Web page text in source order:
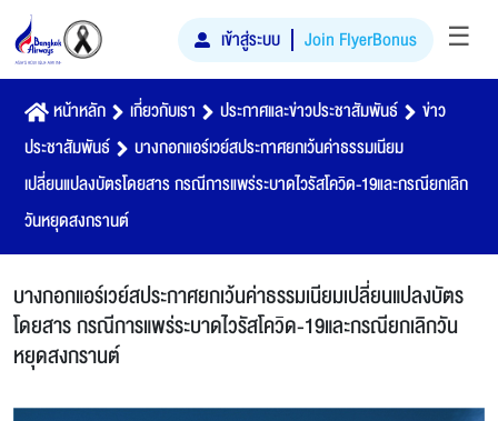
เข้าสู่ระบบ Join FlyerBonus ☰
หน้าหลัก เกี่ยวกับเรา ประกาศและข่าวประชาสัมพันธ์
ข่าว
ประชาสัมพันธ์
บางกอกแอร์เวย์สประกาศยกเว้นค่าธรรมเนียม
เปลี่ยนแปลงบัตรโดยสาร กรณีการแพร่ระบาดไวรัสโควิด-19และกรณียกเลิก
วันหยุดสงกรานต์
บางกอกแอร์เวย์สประกาศยกเว้นค่าธรรมเนียมเปลี่ยนแปลงบัตร
โดยสาร กรณีการแพร่ระบาดไวรัสโควิด-19และกรณียกเลิกวัน
หยุดสงกรานต์